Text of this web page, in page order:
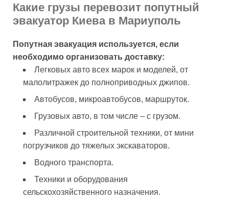
Какие грузы перевозит попутный
эвакуатор Киева в Мариуполь
Попутная эвакуация используется, если
необходимо организовать доставку:
Легковых авто всех марок и моделей, от
малолитражек до полноприводных джипов.
Автобусов, микроавтобусов, маршруток.
Грузовых авто, в том числе – с грузом.
Различной строительной техники, от мини
погрузчиков до тяжелых экскаваторов.
Водного транспорта.
Техники и оборудования
сельскохозяйственного назначения.